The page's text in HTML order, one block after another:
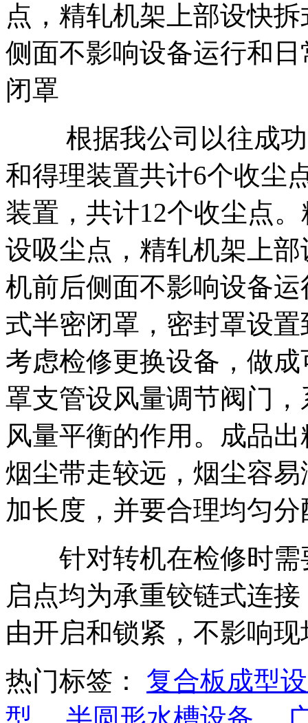
点，精轧机架上部设快
侧面不影响设备运行和
闭罩
根据我公司以往成功
和得理装置共计6个收尘
装置，共计12个收尘点
设吸尘点，精轧机架上
机前后侧面不影响设备
式半密闭罩，密封罩设
考虑检修更换设备，做
罩支管设风量调节阀门
风量平衡的作用。成品
烟尘带走较远，烟尘容
加长度，并要合理均匀
针对转机在检修时需
启点均为承重铰链式连
由开启和锁紧，不影响
热门标签： 复合板成型